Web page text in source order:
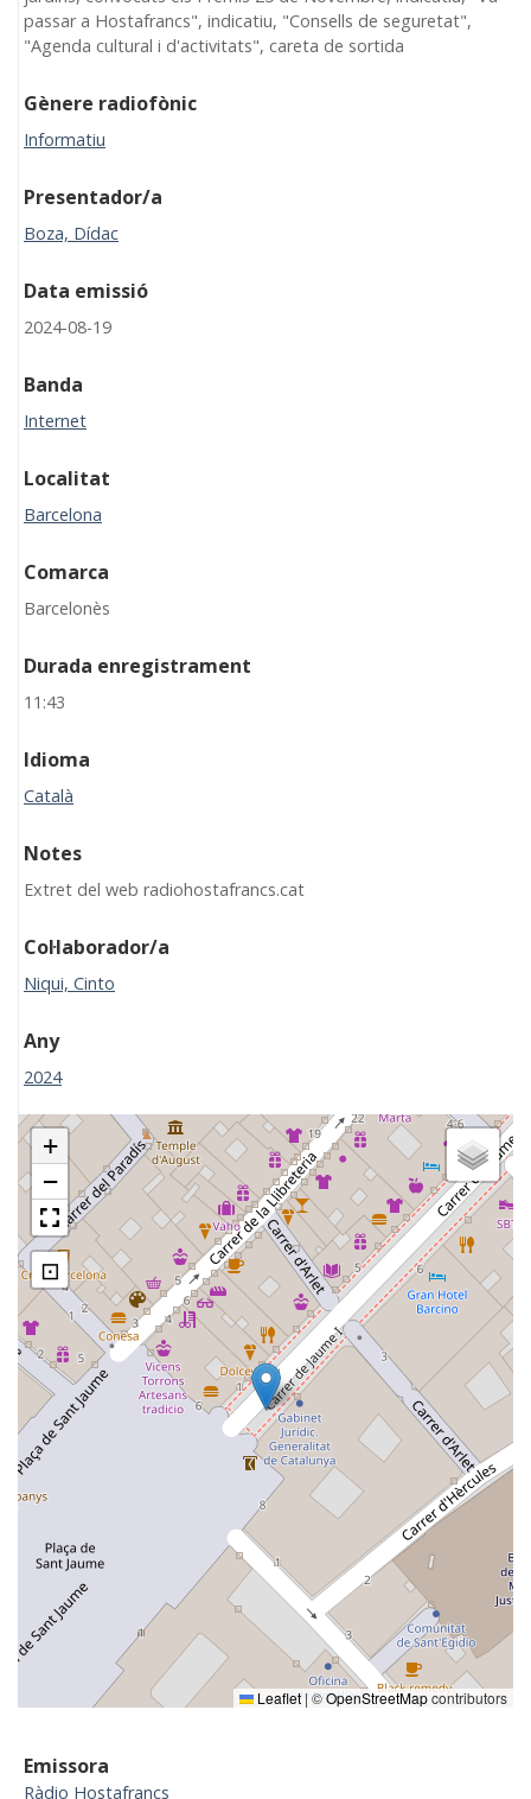
passar a Hostafrancs", indicatiu, "Consells de seguretat",
"Agenda cultural i d'activitats", careta de sortida
Gènere radiofònic
Informatiu
Presentador/a
Boza, Dídac
Data emissió
2024-08-19
Banda
Internet
Localitat
Barcelona
Comarca
Barcelonès
Durada enregistrament
11:43
Idioma
Català
Notes
Extret del web radiohostafrancs.cat
Col·laborador/a
Niqui, Cinto
Any
2024
+
−
⊡
Leaflet|©OpenStreetMapcontributors
Emissora
Ràdio Hostafrancs